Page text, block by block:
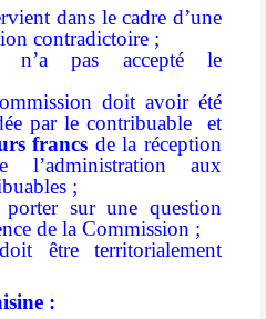
dans le cadre d’une
contradictoire ;
n’a pas accepté le
doit avoir été
par le contribuable et
francs de la réception
aux
;
sur une question
de la Commission ;
être territorialement
: